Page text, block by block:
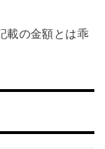
載の金額とは乖